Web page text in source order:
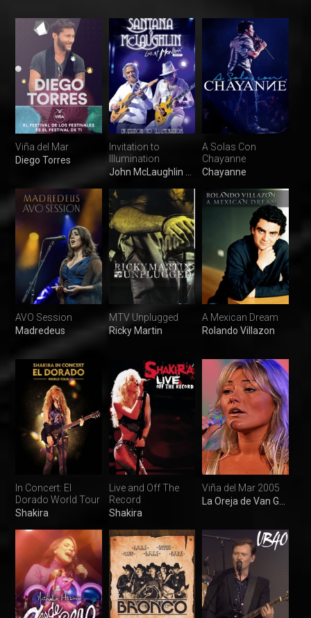
Viña del Mar
Diego Torres
Invitation to
Illumination
A Solas Con
Chayanne
Chayanne
AVO Session
Madredeus
MTV Unplugged
Ricky Martin
A Mexican Dream
Rolando Villazon
In Concert: El
Dorado World Tour
Shakira
Live and Off The
Record
Shakira
Viña del Mar 2005